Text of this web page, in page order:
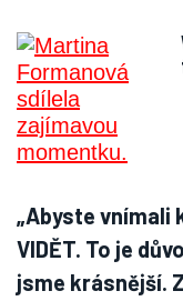
„Abyste vnímali
VIDĚT. To je
jsme krásnější.